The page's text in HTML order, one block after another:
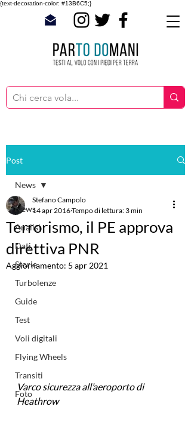
{text-decoration-color: #13B6C5;}
Post
News
Analisi
Dati
Storie
Turbolenze
Guide
Test
Voli digitali
Flying Wheels
Transiti
Foto
News
Terrorismo, il PE approva
direttiva PNR
Stefano Campolo
14 apr 2016Tempo di lettura: 3 min
Aggiornamento: 5 apr 2021
Varco sicurezza all’aeroporto di
Heathrow